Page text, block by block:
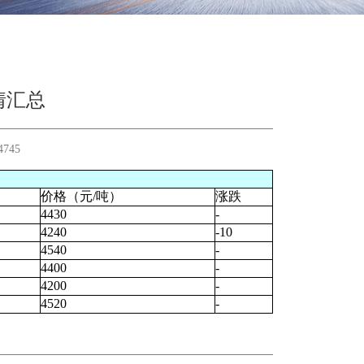
汇总
价格（元/吨）
涨跌
4430
-
4240
-10
4540
-
4400
-
4200
-
4520
-